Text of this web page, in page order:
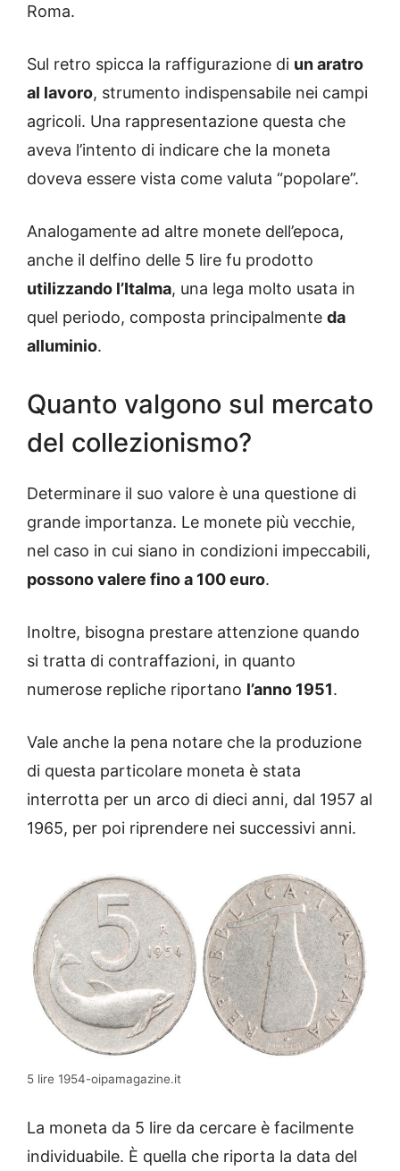
Roma.
Sul retro spicca la raffigurazione di un aratro
al lavoro, strumento indispensabile nei campi
agricoli. Una rappresentazione questa che
aveva l’intento di indicare che la moneta
doveva essere vista come valuta “popolare”.
Analogamente ad altre monete dell’epoca,
anche il delfino delle 5 lire fu prodotto
utilizzando l’Italma, una lega molto usata in
quel periodo, composta principalmente da
alluminio.
Quanto valgono sul mercato
del collezionismo?
Determinare il suo valore è una questione di
grande importanza. Le monete più vecchie,
nel caso in cui siano in condizioni impeccabili,
possono valere fino a 100 euro.
Inoltre, bisogna prestare attenzione quando
si tratta di contraffazioni, in quanto
numerose repliche riportano l’anno 1951.
Vale anche la pena notare che la produzione
di questa particolare moneta è stata
interrotta per un arco di dieci anni, dal 1957 al
1965, per poi riprendere nei successivi anni.
5 lire 1954-oipamagazine.it
La moneta da 5 lire da cercare è facilmente
individuabile. È quella che riporta la data del